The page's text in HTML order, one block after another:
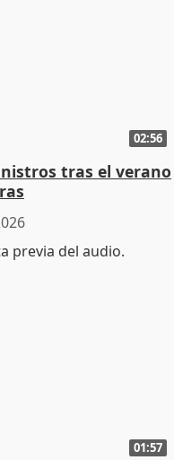
02:56
tras el verano
01:57